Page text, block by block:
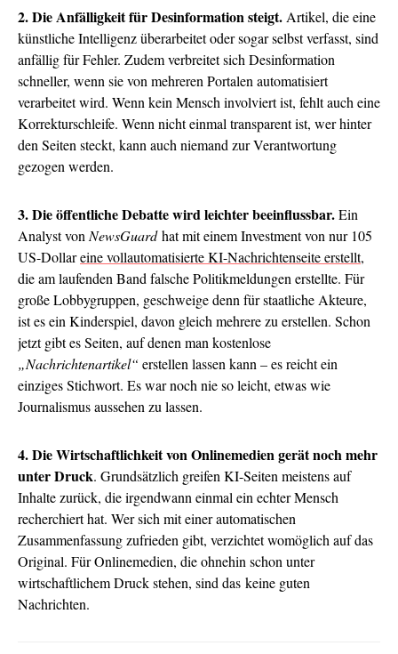
2. Die Anfälligkeit für Desinformation steigt. Artikel, die eine
künstliche Intelligenz überarbeitet oder sogar selbst verfasst, sind
anfällig für Fehler. Zudem verbreitet sich Desinformation
schneller, wenn sie von mehreren Portalen automatisiert
verarbeitet wird. Wenn kein Mensch involviert ist, fehlt auch eine
Korrekturschleife. Wenn nicht einmal transparent ist, wer hinter
den Seiten steckt, kann auch niemand zur Verantwortung
gezogen werden.
3. Die öffentliche Debatte wird leichter beeinflussbar.Ein
Analyst von NewsGuardhat mit einem Investment von nur 105
US-Dollareine vollautomatisierte KI-Nachrichtenseite erstellt,
die am laufenden Band falsche Politikmeldungen erstellte. Für
große Lobbygruppen, geschweige denn für staatliche Akteure,
ist es ein Kinderspiel, davon gleich mehrere zu erstellen. Schon
jetzt gibt es Seiten, auf denen man kostenlose
„Nachrichtenartikel“ erstellen lassen kann – es reicht ein
einziges Stichwort. Es war noch nie so leicht, etwas wie
Journalismus aussehen zu lassen.
4. Die Wirtschaftlichkeit von Onlinemedien gerät noch mehr
unter Druck. Grundsätzlich greifen KI-Seiten meistens auf
Inhalte zurück, die irgendwann einmal ein echter Mensch
recherchiert hat. Wer sich mit einer automatischen
Zusammenfassung zufrieden gibt, verzichtet womöglich auf das
Original. Für Onlinemedien, die ohnehin schon unter
wirtschaftlichem Druck stehen, sind das keine guten
Nachrichten.